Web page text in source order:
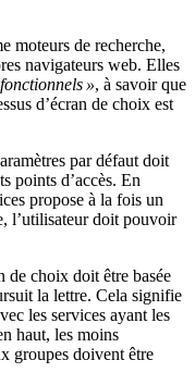
moteurs de recherche,
navigateurs web. Elles
», à savoir que
d’écran de choix est
par défaut doit
points d’accès. En
propose à la fois un
l’utilisateur doit pouvoir
de choix doit être basée
la lettre. Cela signifie
les services ayant les
haut, les moins
groupes doivent être